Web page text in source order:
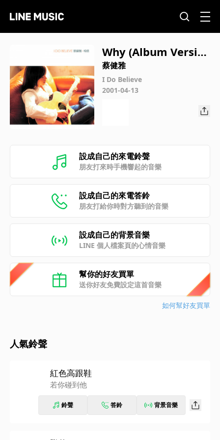
Why (Album Versio
n)
蔡健雅
I Do Believe
2001-04-13
設成自己的來電鈴聲
朋友打來時手機響起的音樂
設成自己的來電答鈴
朋友打給你時對方聽到的音樂
設成自己的背景音樂
LINE 個人檔案頁的心情音樂
幫你的好友買單
送你好友免費設定這首音樂
如何幫好友買單
人氣鈴聲
紅色高跟鞋
若你碰到他
鈴聲 答鈴 背景音樂